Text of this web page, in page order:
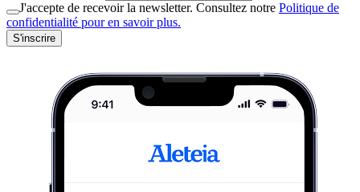
J'accepte de recevoir la newsletter. Consultez notre Politique de
confidentialité pour en savoir plus.
S'inscrire